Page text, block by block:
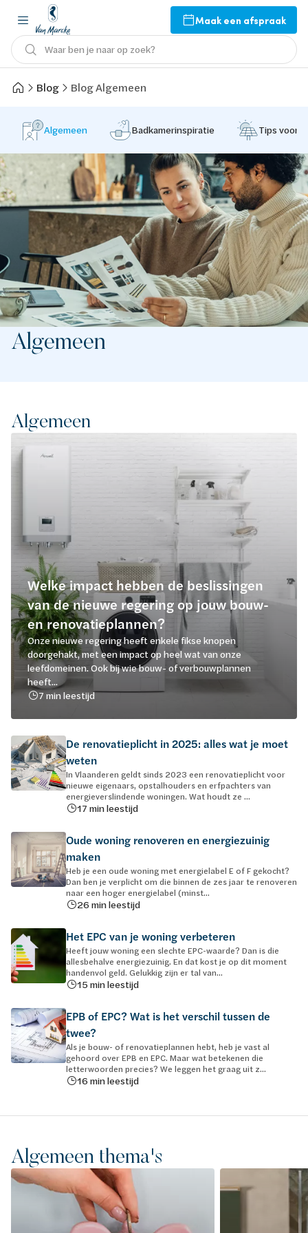
Maak een afspraak
Waar ben je naar op zoek?
Blog Blog Algemeen
Algemeen Badkamerinspiratie Tips voor
Algemeen
Algemeen
Welke impact hebben de beslissingen
van de nieuwe regering op jouw bouw-
en renovatieplannen?
Onze nieuwe regering heeft enkele fikse knopen
doorgehakt, met een impact op heel wat van onze
leefdomeinen. Ook bij wie bouw- of verbouwplannen
heeft...
7 min leestijd
De renovatieplicht in 2025: alles wat je moet
weten
In Vlaanderen geldt sinds 2023 een renovatieplicht voor
nieuwe eigenaars, opstalhouders en erfpachters van
energieverslindende woningen. Wat houdt ze ...
17 min leestijd
Oude woning renoveren en energiezuinig
maken
Heb je een oude woning met energielabel E of F gekocht?
Dan ben je verplicht om die binnen de zes jaar te renoveren
naar een hoger energielabel (minst...
26 min leestijd
Het EPC van je woning verbeteren
Heeft jouw woning een slechte EPC-waarde? Dan is die
allesbehalve energiezuinig. En dat kost je op dit moment
handenvol geld. Gelukkig zijn er tal van...
15 min leestijd
EPB of EPC? Wat is het verschil tussen de
twee?
Als je bouw- of renovatieplannen hebt, heb je vast al
gehoord over EPB en EPC. Maar wat betekenen die
letterwoorden precies? We leggen het graag uit z...
16 min leestijd
Algemeen thema's